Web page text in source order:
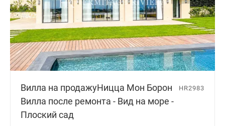
Вилла на продажуНицца Мон Борон
Вилла после ремонта - Вид на море -
Плоский сад
HR2983